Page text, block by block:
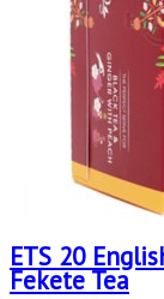
ETS 20
Fekete Tea